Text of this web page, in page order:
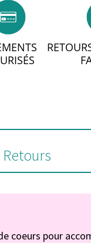
coeurs pour